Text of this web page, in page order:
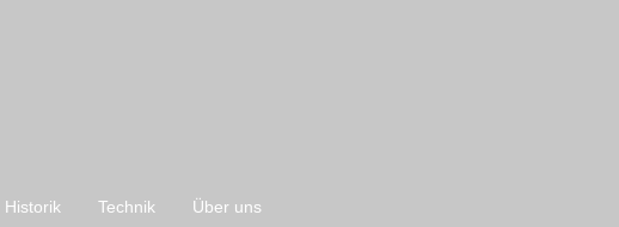
Historik Technik Über uns